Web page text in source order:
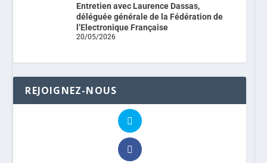
Entretien avec Laurence Dassas,
déléguée générale de la Fédération de
l’Electronique Française
20/05/2026
REJOIGNEZ-NOUS